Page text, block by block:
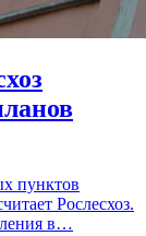
пунктов
Рослесхоз.
в…